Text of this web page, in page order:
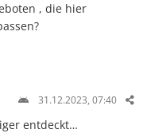
, die hier
31.12.2023, 07:40
entdeckt…